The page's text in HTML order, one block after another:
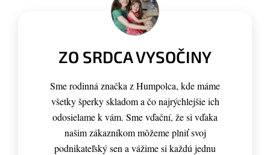
ZO SRDCA VYSOČINY
Sme rodinná značka z Humpolca, kde máme
všetky šperky skladom a čo najrýchlejšie ich
odosielame k vám. Sme vďační, že si vďaka
našim zákazníkom môžeme plniť svoj
podnikateľský sen a vážime si každú jednu